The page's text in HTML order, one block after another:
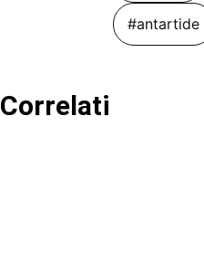
#antartide
Correlati